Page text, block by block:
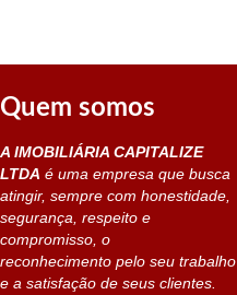
Quem somos
A IMOBILIÁRIA CAPITALIZE
LTDA é uma empresa que busca
atingir, sempre com honestidade,
segurança, respeito e
compromisso, o
reconhecimento pelo seu trabalho
e a satisfação de seus clientes.